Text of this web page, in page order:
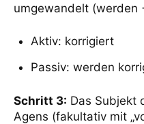
umgewandelt (werden
Aktiv: korrigiert
Passiv: werden
Schritt 3: Das Subjekt
Agens (fakultativ mit